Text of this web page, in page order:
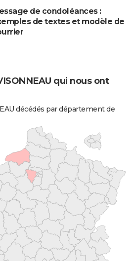
de condoléances :
de textes et modèle de
qui nous ont
décédés par département de